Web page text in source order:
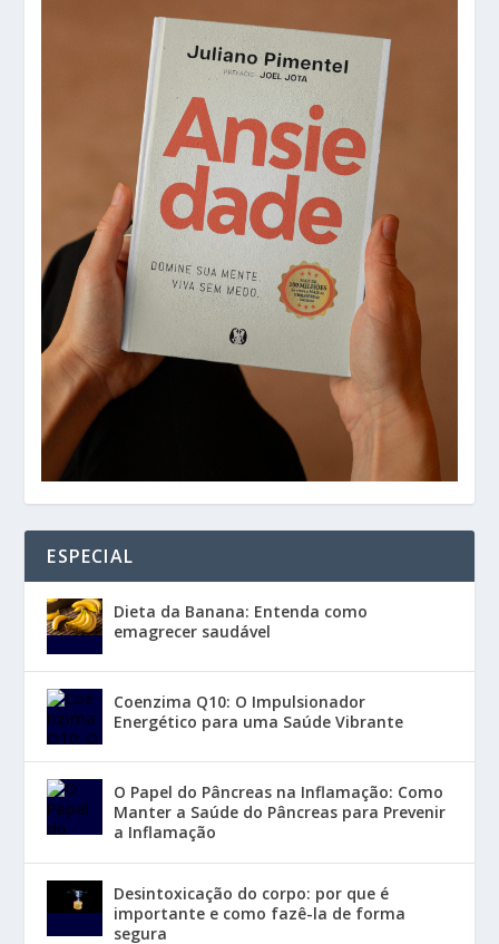
ESPECIAL
Dieta da Banana: Entenda como
emagrecer saudável
Coenzima Q10: O Impulsionador
Energético para uma Saúde Vibrante
O Papel do Pâncreas na Inflamação: Como
Manter a Saúde do Pâncreas para Prevenir
a Inflamação
Desintoxicação do corpo: por que é
importante e como fazê-la de forma
segura